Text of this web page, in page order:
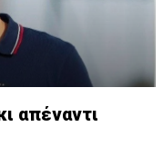
απέναντι